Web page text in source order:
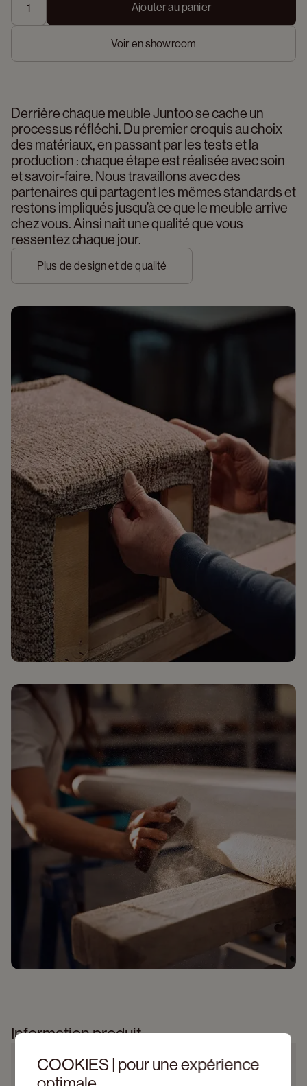
COOKIES | pour une expérience
Ajouter au panier
Voir en showroom
Derrière chaque meuble Juntoo se cache un
processus réfléchi. Du premier croquis au choix
des matériaux, en passant par les tests et la
production : chaque étape est réalisée avec soin
et savoir-faire. Nous travaillons avec des
partenaires qui partagent les mêmes standards et
restons impliqués jusqu’à ce que le meuble arrive
chez vous. Ainsi naît une qualité que vous
ressentez chaque jour.
Plus de design et de qualité
Information produit